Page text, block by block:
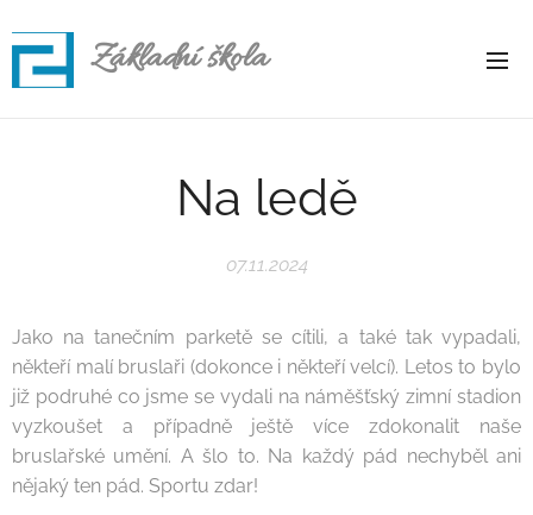
Základní škola
Na ledě
07.11.2024
Jako na tanečním parketě se cítili, a také tak vypadali,
někteří malí bruslaři (dokonce i někteří velcí). Letos to bylo
již podruhé co jsme se vydali na náměšťský zimní stadion
vyzkoušet a případně ještě více zdokonalit naše
bruslařské umění. A šlo to. Na každý pád nechyběl ani
nějaký ten pád. Sportu zdar!